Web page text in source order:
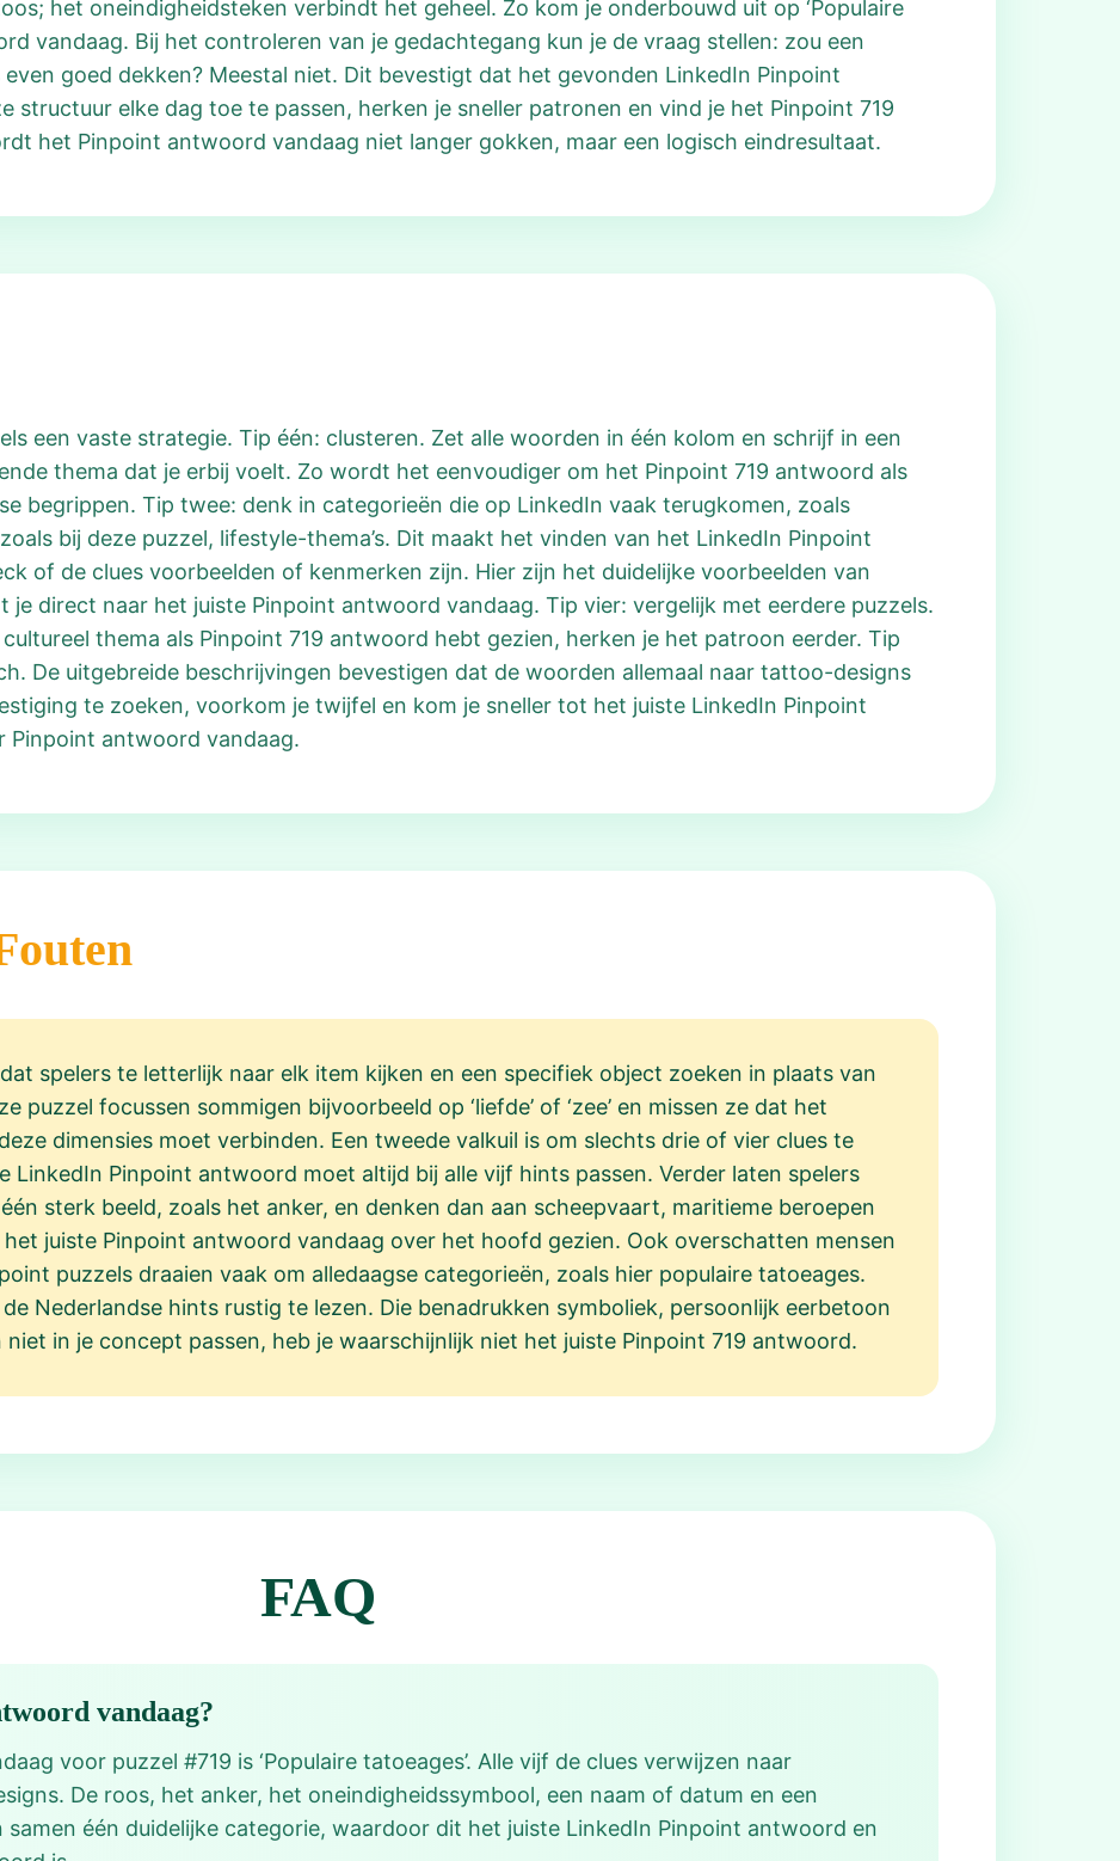
het oneindigheidsteken verbindt het geheel. Zo kom je onderbouwd uit op ‘Populaire
vandaag. Bij het controleren van je gedachtegang kun je de vraag stellen: zou een
goed dekken? Meestal niet. Dit bevestigt dat het gevonden LinkedIn Pinpoint
structuur elke dag toe te passen, herken je sneller patronen en vind je het Pinpoint 719
het Pinpoint antwoord vandaag niet langer gokken, maar een logisch eindresultaat.
een vaste strategie. Tip één: clusteren. Zet alle woorden in één kolom en schrijf in een
thema dat je erbij voelt. Zo wordt het eenvoudiger om het Pinpoint 719 antwoord als
begrippen. Tip twee: denk in categorieën die op LinkedIn vaak terugkomen, zoals
bij deze puzzel, lifestyle-thema’s. Dit maakt het vinden van het LinkedIn Pinpoint
of de clues voorbeelden of kenmerken zijn. Hier zijn het duidelijke voorbeelden van
je direct naar het juiste Pinpoint antwoord vandaag. Tip vier: vergelijk met eerdere puzzels.
thema als Pinpoint 719 antwoord hebt gezien, herken je het patroon eerder. Tip
De uitgebreide beschrijvingen bevestigen dat de woorden allemaal naar tattoo-designs
te zoeken, voorkom je twijfel en kom je sneller tot het juiste LinkedIn Pinpoint
Pinpoint antwoord vandaag.
spelers te letterlijk naar elk item kijken en een specifiek object zoeken in plaats van
puzzel focussen sommigen bijvoorbeeld op ‘liefde’ of ‘zee’ en missen ze dat het
dimensies moet verbinden. Een tweede valkuil is om slechts drie of vier clues te
LinkedIn Pinpoint antwoord moet altijd bij alle vijf hints passen. Verder laten spelers
sterk beeld, zoals het anker, en denken dan aan scheepvaart, maritieme beroepen
het juiste Pinpoint antwoord vandaag over het hoofd gezien. Ook overschatten mensen
puzzels draaien vaak om alledaagse categorieën, zoals hier populaire tatoeages.
Nederlandse hints rustig te lezen. Die benadrukken symboliek, persoonlijk eerbetoon
niet in je concept passen, heb je waarschijnlijk niet het juiste Pinpoint 719 antwoord.
FAQ
vandaag?
voor puzzel #719 is ‘Populaire tatoeages’. Alle vijf de clues verwijzen naar
De roos, het anker, het oneindigheidssymbool, een naam of datum en een
één duidelijke categorie, waardoor dit het juiste LinkedIn Pinpoint antwoord en